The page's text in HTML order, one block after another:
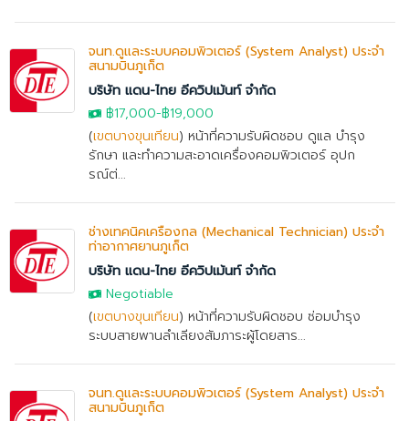
จนท.ดูและระบบคอมพิวเตอร์ (System Analyst) ประจำ
สนามบินภูเก็ต
บริษัท แดน-ไทย อีควิปเม้นท์ จำกัด
฿17,000-฿19,000
(เขตบางขุนเทียน) หน้าที่ความรับผิดชอบ ดูแล บำรุง
รักษา และทำความสะอาดเครื่องคอมพิวเตอร์ อุปก
รณ์ต่...
ช่างเทคนิคเครื่องกล (Mechanical Technician) ประจำ
ท่าอากาศยานภูเก็ต
บริษัท แดน-ไทย อีควิปเม้นท์ จำกัด
Negotiable
(เขตบางขุนเทียน) หน้าที่ความรับผิดชอบ ซ่อมบำรุง
ระบบสายพานลำเลียงสัมภาระผู้โดยสาร...
จนท.ดูและระบบคอมพิวเตอร์ (System Analyst) ประจำ
สนามบินภูเก็ต